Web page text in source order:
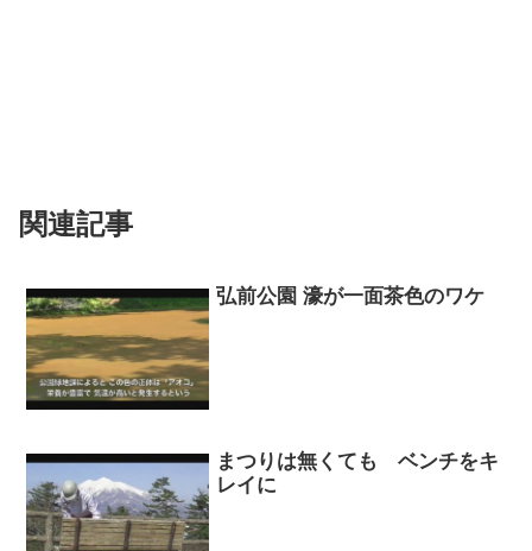
関連記事
弘前公園 濠が一面茶色のワケ
まつりは無くても ベンチをキ
レイに